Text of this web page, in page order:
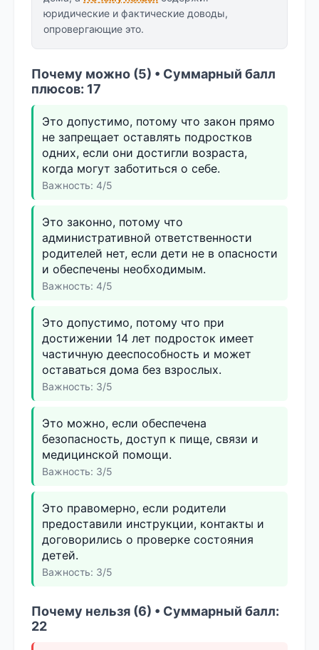
юридические и фактические доводы,
опровергающие это.
Почему можно (5) • Суммарный балл
плюсов: 17
Это допустимо, потому что закон прямо
не запрещает оставлять подростков
одних, если они достигли возраста,
когда могут заботиться о себе.
Важность: 4/5
Это законно, потому что
административной ответственности
родителей нет, если дети не в опасности
и обеспечены необходимым.
Важность: 4/5
Это допустимо, потому что при
достижении 14 лет подросток имеет
частичную дееспособность и может
оставаться дома без взрослых.
Важность: 3/5
Это можно, если обеспечена
безопасность, доступ к пище, связи и
медицинской помощи.
Важность: 3/5
Это правомерно, если родители
предоставили инструкции, контакты и
договорились о проверке состояния
детей.
Важность: 3/5
Почему нельзя (6) • Суммарный балл:
22